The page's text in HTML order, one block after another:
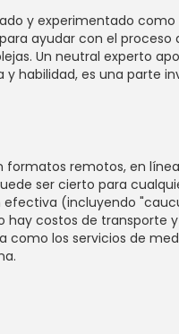
y experimentado como
ayudar con el
Un neutral experto
habilidad, es una parte
remotos, en
ser cierto para
(incluyendo
costos de transporte
los servicios de